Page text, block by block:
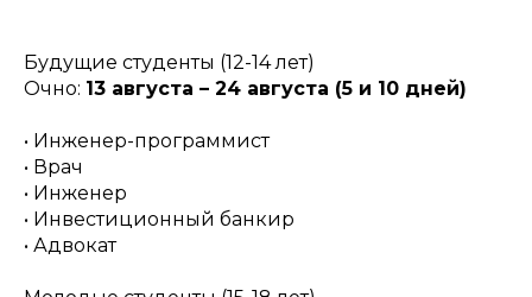
Будущие студенты (12-14 лет)
Очно: 13 августа – 24 августа (5 и 10 дней)
• Инженер-программист
• Врач
• Инженер
• Инвестиционный банкир
• Адвокат